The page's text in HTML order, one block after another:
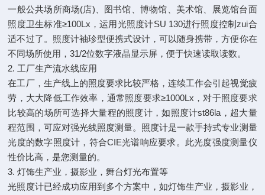
一般公共场所商场(店)、图书馆、博物馆、美术馆、展览馆台面
照度卫生标准≥100Lx，运用光照度计SU 130进行照度控制zui合
适不过了。照度计袖珍型便携式设计，可以随身携带，方便你在
不同场所使用，31/2位数字液晶显示屏，便于快速读取读数。
2. 工厂生产流水线应用
在工厂，生产线上的照度要求比较严格，连续工作会引起视觉疲
劳，大大降低工作效率，通常照度要求≥1000Lx，对于照度要求
比较高的场所可选择大量程的照度计，如照度计st86la，超大量
程范围，可应对强光线照度测量。照度计是一款手持式专业测量
光度的数字照度计，符合CIE光谱响应要求。此光度强度测量仪
性价比高，是您测量的。
3. 灯饰生产业，摄影业，舞台灯光布置等
光照度计已经成功应用到多个方案中，如灯饰生产业，摄影业，